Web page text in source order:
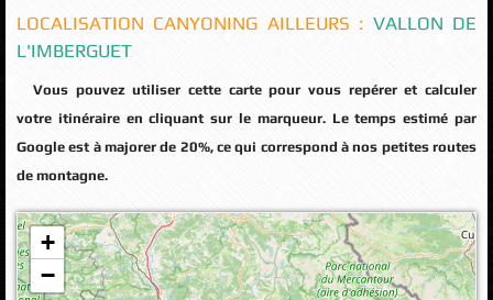
LOCALISATION CANYONING AILLEURS : VALLON DE
L'IMBERGUET
Vous pouvez utiliser cette carte pour vous repérer et calculer
votre itinéraire en cliquant sur le marqueur. Le temps estimé par
Google est à majorer de 20%, ce qui correspond à nos petites routes
de montagne.
Veuillez patienter pendant le chargement de la carte...
+
−